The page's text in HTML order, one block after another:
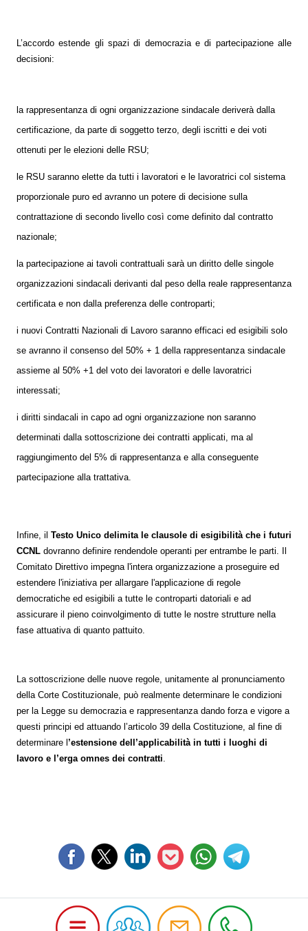
L’accordo estende gli spazi di democrazia e di partecipazione alle
decisioni:
la rappresentanza di ogni organizzazione sindacale deriverà dalla
certificazione, da parte di soggetto terzo, degli iscritti e dei voti
ottenuti per le elezioni delle RSU;
le RSU saranno elette da tutti i lavoratori e le lavoratrici col sistema
proporzionale puro ed avranno un potere di decisione sulla
contrattazione di secondo livello così come definito dal contratto
nazionale;
la partecipazione ai tavoli contrattuali sarà un diritto delle singole
organizzazioni sindacali derivanti dal peso della reale rappresentanza
certificata e non dalla preferenza delle controparti;
i nuovi Contratti Nazionali di Lavoro saranno efficaci ed esigibili solo
se avranno il consenso del 50% + 1 della rappresentanza sindacale
assieme al 50% +1 del voto dei lavoratori e delle lavoratrici
interessati;
i diritti sindacali in capo ad ogni organizzazione non saranno
determinati dalla sottoscrizione dei contratti applicati, ma al
raggiungimento del 5% di rappresentanza e alla conseguente
partecipazione alla trattativa.
Infine, il Testo Unico delimita le clausole di esigibilità che i futuri
CCNL dovranno definire rendendole operanti per entrambe le parti. Il
Comitato Direttivo impegna l'intera organizzazione a proseguire ed
estendere l'iniziativa per allargare l'applicazione di regole
democratiche ed esigibili a tutte le controparti datoriali e ad
assicurare il pieno coinvolgimento di tutte le nostre strutture nella
fase attuativa di quanto pattuito.
La sottoscrizione delle nuove regole, unitamente al pronunciamento
della Corte Costituzionale, può realmente determinare le condizioni
per la Legge su democrazia e rappresentanza dando forza e vigore a
questi principi ed attuando l’articolo 39 della Costituzione, al fine di
determinare l’estensione dell’applicabilità in tutti i luoghi di
lavoro e l’erga omnes dei contratti